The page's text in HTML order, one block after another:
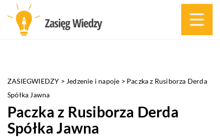
ZASIEGWIEDZY > Jedzenie i napoje > Paczka z Rusiborza Derda
Spółka Jawna
Paczka z Rusiborza Derda
Spółka Jawna